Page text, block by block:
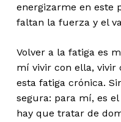
energizarme en este
faltan la fuerza y el
Volver a la fatiga es
mí vivir con ella, vivir
esta fatiga crónica.
segura: para mí, es
hay que tratar de